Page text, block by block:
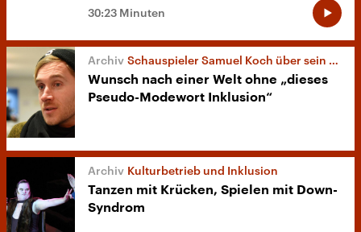
30:23 Minuten
Schauspieler Samuel Koch über sein Leben nach dem Unfall
Wunsch nach einer Welt ohne „dieses
Pseudo-Modewort Inklusion“
Kulturbetrieb und Inklusion
Tanzen mit Krücken, Spielen mit Down-
Syndrom